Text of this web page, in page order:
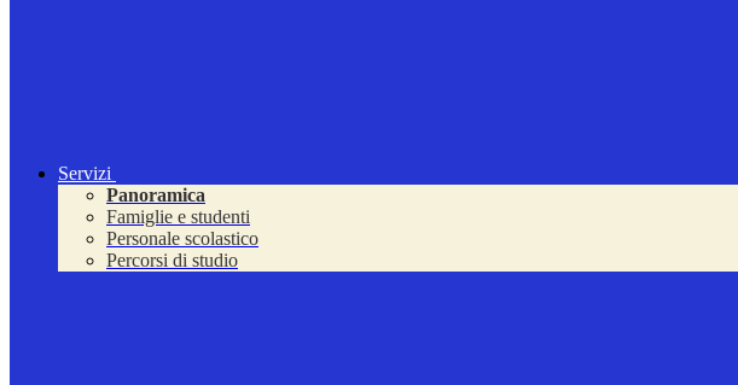
Servizi
Panoramica
Famiglie e studenti
Personale scolastico
Percorsi di studio